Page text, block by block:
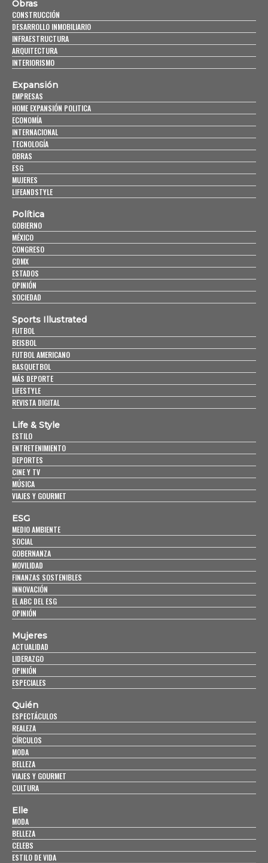
Obras
CONSTRUCCIÓN
DESARROLLO INMOBILIARIO
INFRAESTRUCTURA
ARQUITECTURA
INTERIORISMO
Expansión
EMPRESAS
HOME EXPANSIÓN POLITICA
ECONOMÍA
INTERNACIONAL
TECNOLOGÍA
OBRAS
ESG
MUJERES
LIFEANDSTYLE
Política
GOBIERNO
MÉXICO
CONGRESO
CDMX
ESTADOS
OPINIÓN
SOCIEDAD
Sports Illustrated
FUTBOL
BEISBOL
FUTBOL AMERICANO
BASQUETBOL
MÁS DEPORTE
LIFESTYLE
REVISTA DIGITAL
Life & Style
ESTILO
ENTRETENIMIENTO
DEPORTES
CINE Y TV
MÚSICA
VIAJES Y GOURMET
ESG
MEDIO AMBIENTE
SOCIAL
GOBERNANZA
MOVILIDAD
FINANZAS SOSTENIBLES
INNOVACIÓN
EL ABC DEL ESG
OPINIÓN
Mujeres
ACTUALIDAD
LIDERAZGO
OPINIÓN
ESPECIALES
Quién
ESPECTÁCULOS
REALEZA
CÍRCULOS
MODA
BELLEZA
VIAJES Y GOURMET
CULTURA
Elle
MODA
BELLEZA
CELEBS
ESTILO DE VIDA